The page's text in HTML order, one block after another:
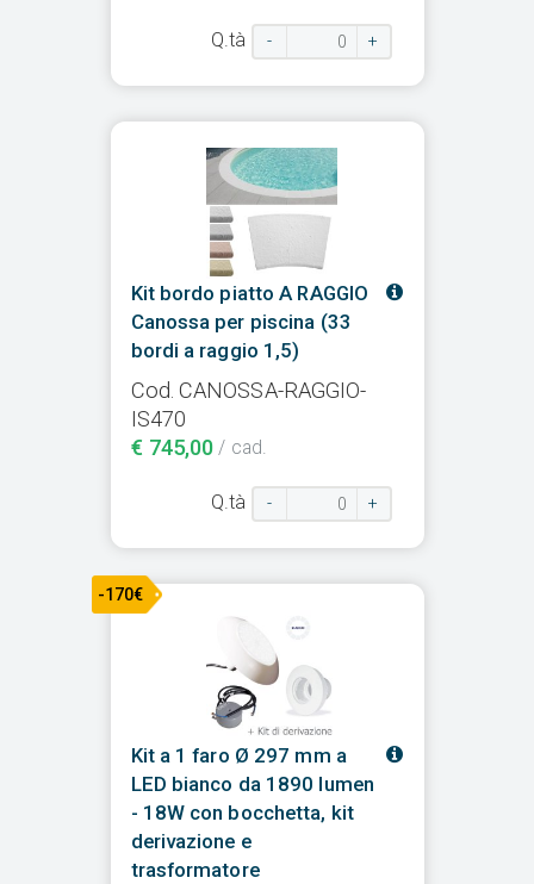
Q.tà - +
Kit bordo piatto A RAGGIO
Canossa per piscina (33
bordi a raggio 1,5)
Cod. CANOSSA-RAGGIO-
IS470
€ 745,00 / cad.
Q.tà - +
-170€
Kit a 1 faro Ø 297 mm a
LED bianco da 1890 lumen
- 18W con bocchetta, kit
derivazione e
trasformatore